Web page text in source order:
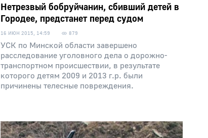
Нетрезвый бобруйчанин, сбивший детей в
Городее, предстанет перед судом
16 ИЮН 2015, 14:59 879
УСК по Минской области завершено
расследование уголовного дела о дорожно-
транспортном происшествии, в результате
которого детям 2009 и 2013 г.р. были
причинены телесные повреждения.